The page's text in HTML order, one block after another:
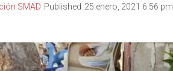
SMAD Published 25 enero, 2021 6:56 pm